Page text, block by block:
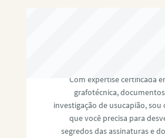
Com expertise certificada
grafotécnica,
investigação de usucapião, sou
que você precisa para
segredos das assinaturas e